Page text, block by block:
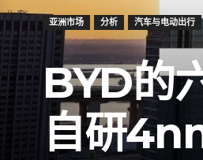
亚洲市场 分析 汽车与电动出行
BYD的
自研